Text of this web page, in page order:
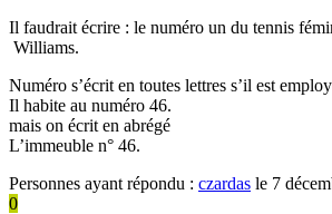
Il faudrait écrire : le numéro un du tennis
Williams.
Numéro s’écrit en toutes lettres s’il est
Il habite au numéro 46.
mais on écrit en abrégé
L’immeuble n° 46.
Personnes ayant répondu : czardas le 7
0